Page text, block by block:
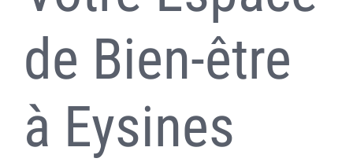
Contact- Yoga, Pilates, Massages et Naturopathie à
Bruges, Eysines et Bordeaux
de Bien-être
à Eysines